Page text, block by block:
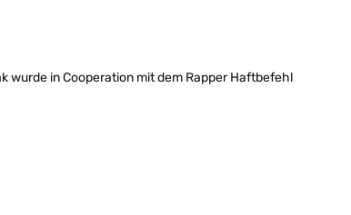
wurde in Cooperation mit dem Rapper Haftbefehl